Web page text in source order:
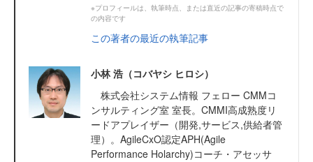
※プロフィールは、執筆時点、または直近の記事の寄稿時点で
の内容です
この著者の最近の執筆記事
小林 浩（コバヤシ ヒロシ）
株式会社システム情報 フェロー CMMコ
ンサルティング室 室長。CMMI高成熟度リ
ードアプレイザー（開発,サービス,供給者管
理）。AgileCxO認定APH(Agile
Performance Holarchy)コーチ・アセッサ